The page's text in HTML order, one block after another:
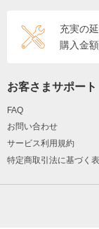
充実の
購入金
お客さまサポート
FAQ
お問い合わせ
サービス利用規約
特定商取引法に基づく